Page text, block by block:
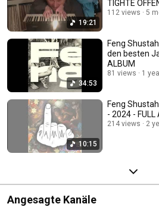
19:21
TIGHTE
Hip Hop
112 views 5
34:53
Feng
den besten
ALBUM
81 views 1
10:15
Feng
- 2024 - FULL
214 views 2
Angesagte Kanäle